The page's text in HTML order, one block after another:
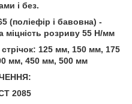
і без.
і бавовна) -
міцність розриву 55 Н/мм
125 мм, 150 мм, 175
мм, 450 мм, 500 мм
2085